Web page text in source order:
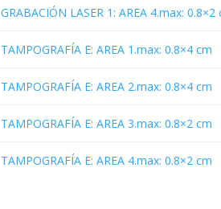
GRABACIÓN LASER 1: AREA 4.max: 0.8×2
TAMPOGRAFÍA E: AREA 1.max: 0.8×4 cm
TAMPOGRAFÍA E: AREA 2.max: 0.8×4 cm
TAMPOGRAFÍA E: AREA 3.max: 0.8×2 cm
TAMPOGRAFÍA E: AREA 4.max: 0.8×2 cm